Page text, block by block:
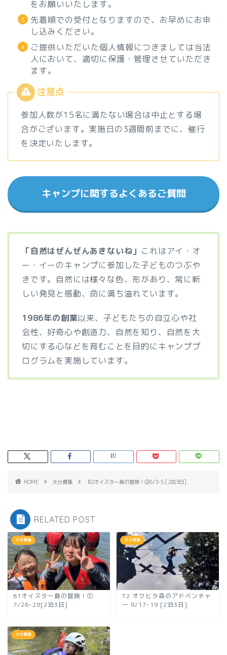
をお願いいたします。
先着順での受付となりますので、お早めにお申
し込みください。
ご提供いただいた個人情報につきましては当法
人において、適切に保護・管理させていただき
ます。
参加人数が15名に満たない場合は中止とする場
合がございます。実施日の3週間前までに、催行
を決定いたします。
キャンプに関するよくあるご質問
「自然はぜんぜんあきないね」 これはアイ・オ
ー・イーのキャンプに参加した子どものつぶや
きです。自然には様々な色、形があり、常に新
しい発見と感動、命に満ち溢れています。
1986年の創業以来、子どもたちの自立心や社
会性、好奇心や創造力、自然を知り、自然を大
切にする心などを育むことを目的にキャンププ
ログラムを実施しています。
HOME 大分募集 B2オイスター島の冒険！②8/3-5 [2泊3日]
RELATED POST
大分募集
B1オイスター島の冒険！①
7/26-28[2泊3日]
大分募集
T2 オクヒタ森のアドベンチャ
ー 8/17-19 [2泊3日]
大分募集